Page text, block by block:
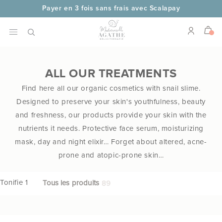
Payer en 3 fois sans frais avec Scalapay
ALL OUR TREATMENTS
Find here all our organic cosmetics with snail slime.
Designed to preserve your skin's youthfulness, beauty
and freshness, our products provide your skin with the
nutrients it needs. Protective face serum, moisturizing
mask, day and night elixir… Forget about altered, acne-
prone and atopic-prone skin…
Tonifie 1 Tous les produits 89